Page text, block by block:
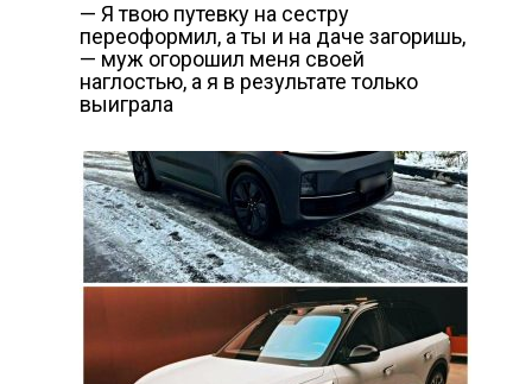
— Я твою путевку на сестру
переоформил, а ты и на даче загоришь,
— муж огорошил меня своей
наглостью, а я в результате только
выиграла